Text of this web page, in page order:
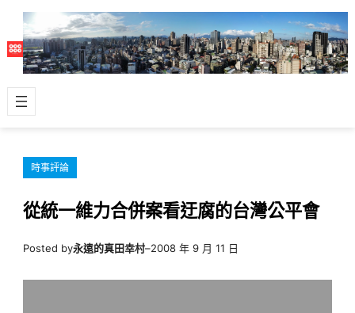
主
容
時事評論
從統一維力合併案看迂腐的台灣公平會
Posted by永遠的真田幸村–2008 年 9 月 11 日